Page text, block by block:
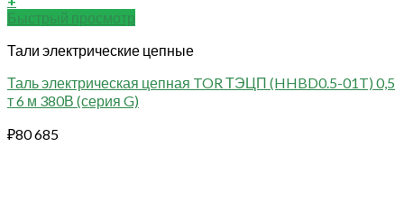
Быстрый просмотр
Тали электрические цепные
Таль электрическая цепная TOR ТЭЦП (HHBD0.5-01T) 0,5
т 6 м 380В (серия G)
₽80 685